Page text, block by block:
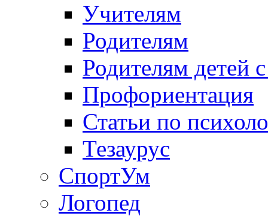
Учителям
Родителям
Родителям детей
Профориентация
Статьи по
Тезаурус
СпортУм
Логопед